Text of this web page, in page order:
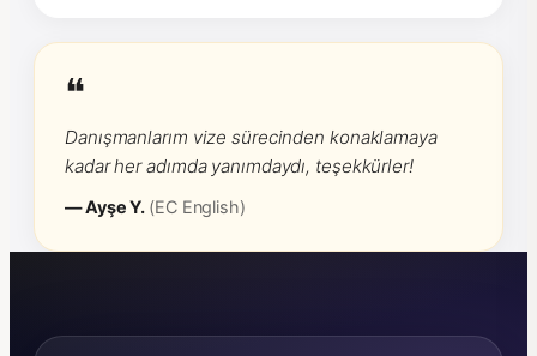
❝
Danışmanlarım vize sürecinden konaklamaya
kadar her adımda yanımdaydı, teşekkürler!
— Ayşe Y. (EC English)